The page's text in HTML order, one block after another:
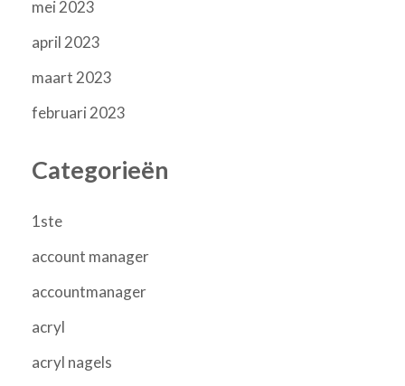
mei 2023
april 2023
maart 2023
februari 2023
Categorieën
1ste
account manager
accountmanager
acryl
acryl nagels